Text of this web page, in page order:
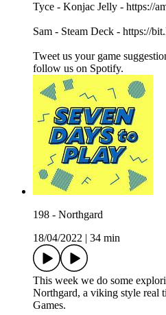
Tyce - Konjac Jelly - https://
Sam - Steam Deck - https://
Tweet us your game
follow us on Spotify.
198 - Northgard
18/04/2022
34 min
This week we do some
Northgard, a viking style real
Games.